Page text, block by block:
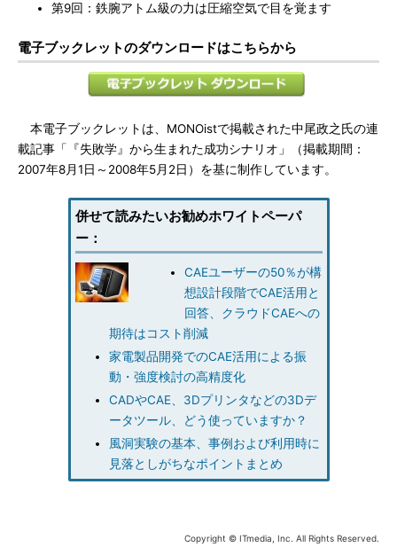
第9回：鉄腕アトム級の力は圧縮空気で目を覚ます
電子ブックレットのダウンロードはこちらから
本電子ブックレットは、MONOistで掲載された中尾政之氏の連
載記事「『失敗学』から生まれた成功シナリオ」（掲載期間：
2007年8月1日～2008年5月2日）を基に制作しています。
併せて読みたいお勧めホワイトペーパ
ー：
CAEユーザーの50％が構
想設計段階でCAE活用と
回答、クラウドCAEへの
期待はコスト削減
家電製品開発でのCAE活用による振
動・強度検討の高精度化
CADやCAE、3Dプリンタなどの3Dデ
ータツール、どう使っていますか？
風洞実験の基本、事例および利用時に
見落としがちなポイントまとめ
Copyright © ITmedia, Inc. All Rights Reserved.